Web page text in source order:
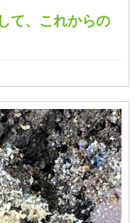
て、これからの